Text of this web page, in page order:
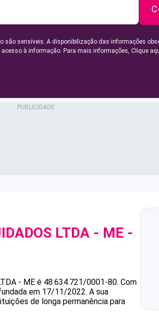
são sensíveis. A disponibilização das informações
acesso à informação. Para mais informações, Clique
LTDA - ME -
- ME é 48.634.721/0001-80. Com
em 17/11/2022. A sua
de longa permanência para